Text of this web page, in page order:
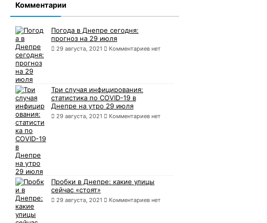
Комментарии
Погода в Днепре сегодня:
прогноз на 29 июля
29 августа, 2021 Комментариев нет
Три случая инфицирования:
статистика по COVID-19 в
Днепре на утро 29 июля
29 августа, 2021 Комментариев нет
Пробки в Днепре: какие улицы
сейчас «стоят»
29 августа, 2021 Комментариев нет